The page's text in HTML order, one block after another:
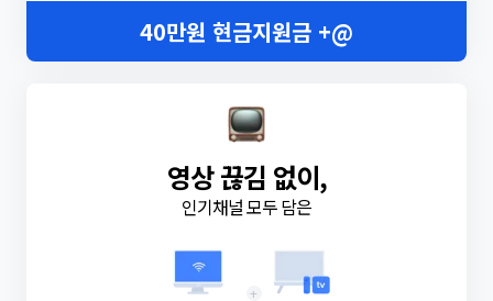
40만원 현금지원금 +@
영상 끊김 없이,
인기채널 모두 담은
+